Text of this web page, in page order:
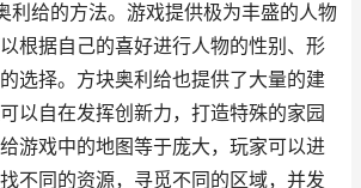
利给的方法。游戏提供极为丰盛的人物
根据自己的喜好进行人物的性别、形
选择。方块奥利给也提供了大量的建
以自在发挥创新力，打造特殊的家园
游戏中的地图等于庞大，玩家可以进
不同的资源，寻觅不同的区域，并发